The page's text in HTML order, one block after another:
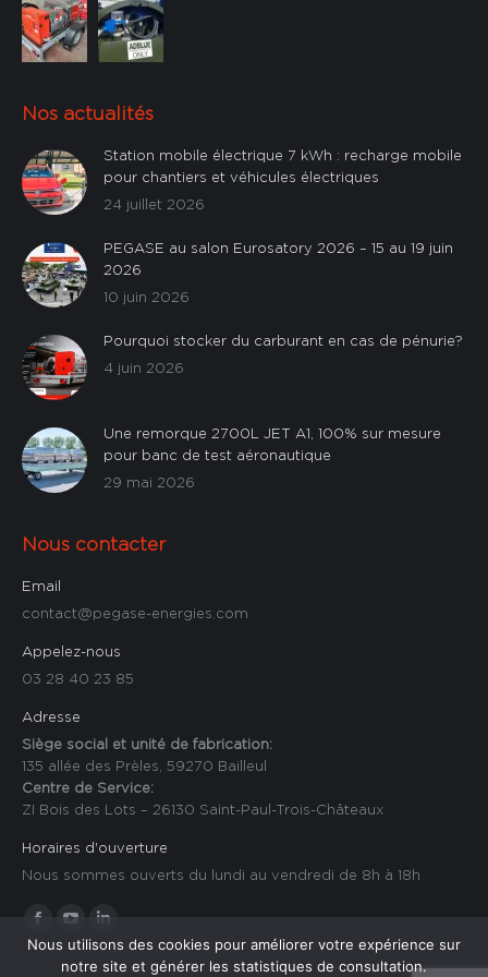
Pompe
électrique
centrifuge
Pompe
électrique
Sur mesure
> 400 L/
min(0)
min(0)
min(0)
Nos actualités
Station mobile électrique 7 kWh : recharge mobile
pour chantiers et véhicules électriques
24 juillet 2026
PEGASE au salon Eurosatory 2026 – 15 au 19 juin
2026
10 juin 2026
Pourquoi stocker du carburant en cas de pénurie?
4 juin 2026
Une remorque 2700L JET A1, 100% sur mesure
pour banc de test aéronautique
29 mai 2026
Nous contacter
Email
contact@pegase-energies.com
Appelez-nous
03 28 40 23 85
Adresse
Siège social et unité de fabrication:
135 allée des Prèles, 59270 Bailleul
Centre de Service:
ZI Bois des Lots – 26130 Saint-Paul-Trois-Châteaux
Horaires d'ouverture
Nous sommes ouverts du lundi au vendredi de 8h à 18h
Trouvez nous sur :
page
pagepage
Nous utilisons des cookies pour améliorer votre expérience sur
notre site et générer les statistiques de consultation.